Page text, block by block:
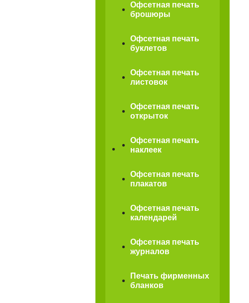
Офсетная печать
брошюры
Офсетная печать
буклетов
Офсетная печать
листовок
Офсетная печать
открыток
Офсетная печать
наклеек
Офсетная печать
плакатов
Офсетная печать
календарей
Офсетная печать
журналов
Печать фирменных
бланков